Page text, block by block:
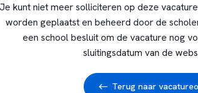
Je kunt niet meer solliciteren op deze
worden geplaatst en beheerd door de
een school besluit om de vacature nog
sluitingsdatum van de
Terug naar